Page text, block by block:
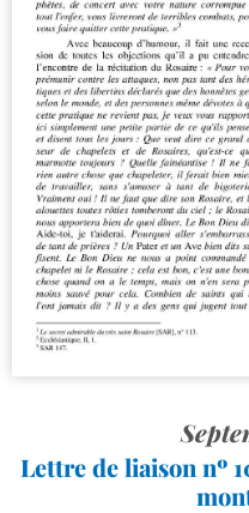
Lettre de liaison nº